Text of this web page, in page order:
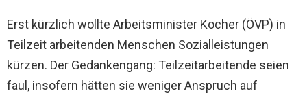
Erst kürzlich wollte Arbeitsminister Kocher (ÖVP) in
Teilzeit arbeitenden Menschen Sozialleistungen
kürzen. Der Gedankengang: Teilzeitarbeitende seien
faul, insofern hätten sie weniger Anspruch auf